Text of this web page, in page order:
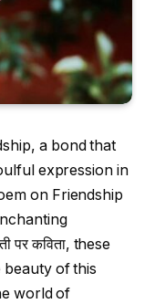
a bond that
expression in
on Friendship
पर कविता, these
of this
world of